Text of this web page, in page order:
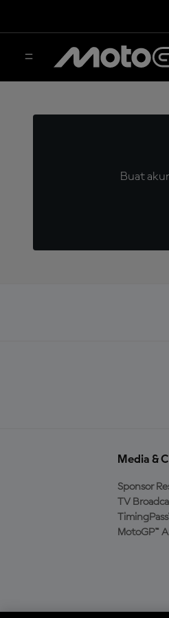
Buat
Media &
Sponsor
TV
MotoGP™